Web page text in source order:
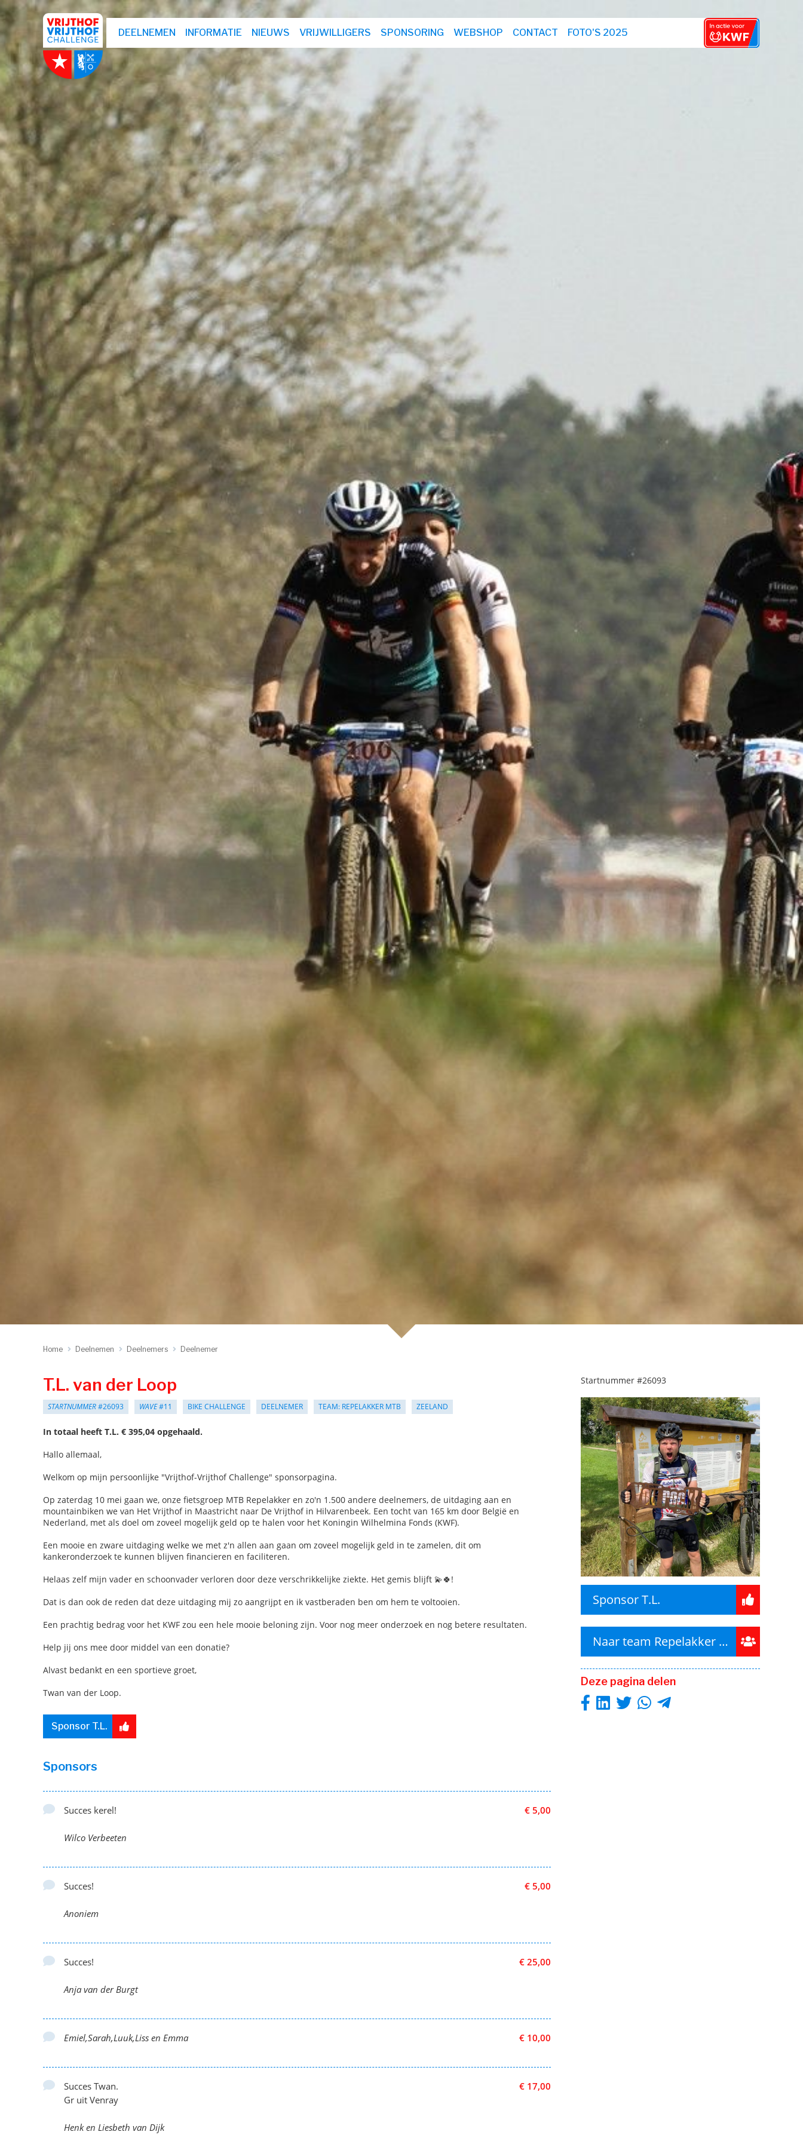
DEELNEMEN INFORMATIE NIEUWS VRIJWILLIGERS SPONSORING WEBSHOP CONTACT FOTO'S 2025
Home Deelnemen Deelnemers Deelnemer
T.L. van der Loop
STARTNUMMER#26093 WAVE#11 BIKE CHALLENGE DEELNEMER TEAM: REPELAKKER MTB ZEELAND
In totaal heeft T.L. € 395,04 opgehaald.
Hallo allemaal,
Welkom op mijn persoonlijke "Vrijthof-Vrijthof Challenge" sponsorpagina.
Op zaterdag 10 mei gaan we, onze fietsgroep MTB Repelakker en zo'n 1.500 andere deelnemers, de uitdaging aan en
mountainbiken we van Het Vrijthof in Maastricht naar De Vrijthof in Hilvarenbeek. Een tocht van 165 km door België en
Nederland, met als doel om zoveel mogelijk geld op te halen voor het Koningin Wilhelmina Fonds (KWF).
Een mooie en zware uitdaging welke we met z'n allen aan gaan om zoveel mogelijk geld in te zamelen, dit om
kankeronderzoek te kunnen blijven financieren en faciliteren.
Helaas zelf mijn vader en schoonvader verloren door deze verschrikkelijke ziekte. Het gemis blijft 💫🍀!
Dat is dan ook de reden dat deze uitdaging mij zo aangrijpt en ik vastberaden ben om hem te voltooien.
Een prachtig bedrag voor het KWF zou een hele mooie beloning zijn. Voor nog meer onderzoek en nog betere resultaten.
Help jij ons mee door middel van een donatie?
Alvast bedankt en een sportieve groet,
Twan van der Loop.
Sponsor T.L.
Startnummer #26093
Sponsor T.L.
Naar team Repelakker MTB
Deze pagina delen
Sponsors
€ 5,00
Succes kerel!
Wilco Verbeeten
€ 5,00
Succes!
Anoniem
€ 25,00
Succes!
Anja van der Burgt
€ 10,00
Emiel,Sarah,Luuk,Liss en Emma
€ 17,00
Succes Twan.
Gr uit Venray
Henk en Liesbeth van Dijk